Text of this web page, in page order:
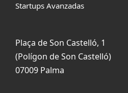
Startups Avanzadas
Plaça de Son Castelló, 1
(Polígon de Son Castelló)
07009 Palma